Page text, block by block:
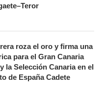
roza el oro y firma una
para el Gran Canaria
la Selección Canaria en el
de España Cadete